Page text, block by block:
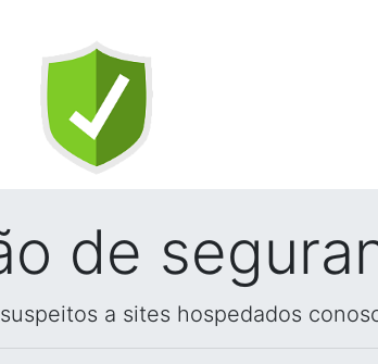
de
a sites hospedados